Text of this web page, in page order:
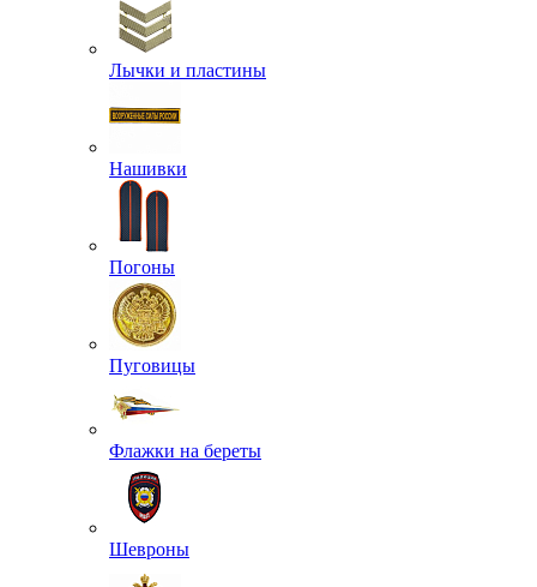
Лычки и пластины
Нашивки
Погоны
Пуговицы
Флажки на береты
Шевроны